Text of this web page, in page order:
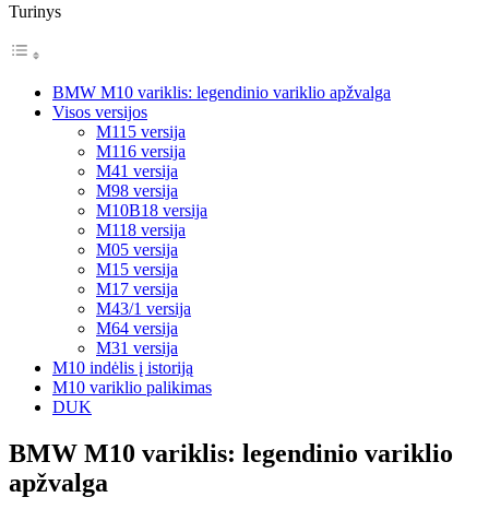
Turinys
BMW M10 variklis: legendinio variklio apžvalga
Visos versijos
M115 versija
M116 versija
M41 versija
M98 versija
M10B18 versija
M118 versija
M05 versija
M15 versija
M17 versija
M43/1 versija
M64 versija
M31 versija
M10 indėlis į istoriją
M10 variklio palikimas
DUK
BMW M10 variklis: legendinio variklio
apžvalga